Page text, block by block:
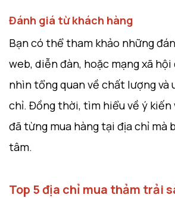
Đánh giá từ khách hàng
Bạn có thể tham khảo những
web, diễn đàn, hoặc mạng xã
nhìn tổng quan về chất lượng và
chỉ. Đồng thời, tìm hiểu về ý kiến
đã từng mua hàng tại địa chỉ mà
tâm.
Top 5 địa chỉ mua thảm trải